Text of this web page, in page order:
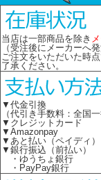
当店は一部商品を除き
（受注後にメーカーへ
ご注文をいただいた時
了承ください。
▼代金引換
（代引き手数料：全国一
▼クレジットカード
▼Amazonpay
▼あと払い（ペイディ）
▼銀行振込（前払い）
・ゆうちょ銀行
・PayPay銀行